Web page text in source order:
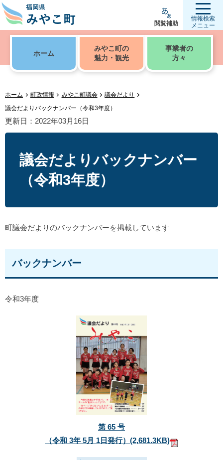
閲覧補助
情報検索
メニュー
ホーム
みやこ町の
魅力・観光
事業者の
方々
ホーム 町政情報 みやこ町議会
議会だより
議会だよりバックナンバー（令和3年度）
更新日：2022年03月16日
議会だよりバックナンバー
（令和3年度）
町議会だよりのバックナンバーを掲載しています
バックナンバー
令和3年度
第 65 号
（令和 3年 5月 1日発行）(2,681.3KB)